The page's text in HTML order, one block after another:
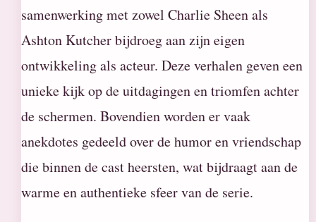
samenwerking met zowel Charlie Sheen als
Ashton Kutcher bijdroeg aan zijn eigen
ontwikkeling als acteur. Deze verhalen geven een
unieke kijk op de uitdagingen en triomfen achter
de schermen. Bovendien worden er vaak
anekdotes gedeeld over de humor en vriendschap
die binnen de cast heersten, wat bijdraagt aan de
warme en authentieke sfeer van de serie.